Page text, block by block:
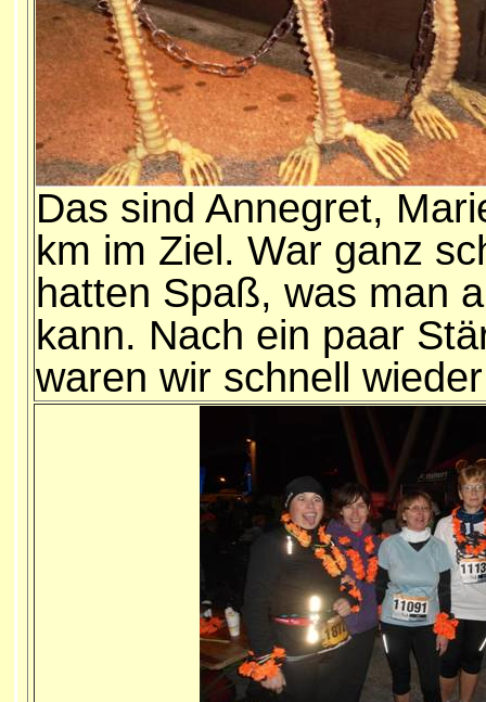
Das sind Annegret,
km im Ziel. War ganz
hatten Spaß, was man
kann. Nach ein paar
waren wir schnell